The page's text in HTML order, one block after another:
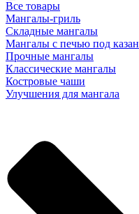
Все товары
Мангалы-гриль
Складные мангалы
Мангалы с печью под казан
Прочные мангалы
Классические мангалы
Костровые чаши
Улучшения для мангала